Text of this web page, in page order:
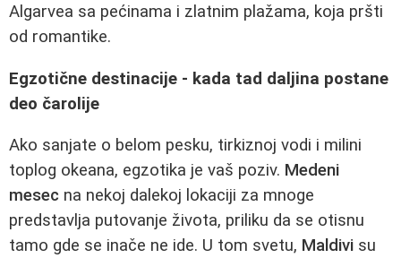
Algarvea sa pećinama i zlatnim plažama, koja pršti
od romantike.
Egzotične destinacije - kada tad daljina postane
deo čarolije
Ako sanjate o belom pesku, tirkiznoj vodi i milini
toplog okeana, egzotika je vaš poziv. Medeni
mesec na nekoj dalekoj lokaciji za mnoge
predstavlja putovanje života, priliku da se otisnu
tamo gde se inače ne ide. U tom svetu, Maldivi su